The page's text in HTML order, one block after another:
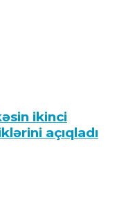
ikinci
açıqladı